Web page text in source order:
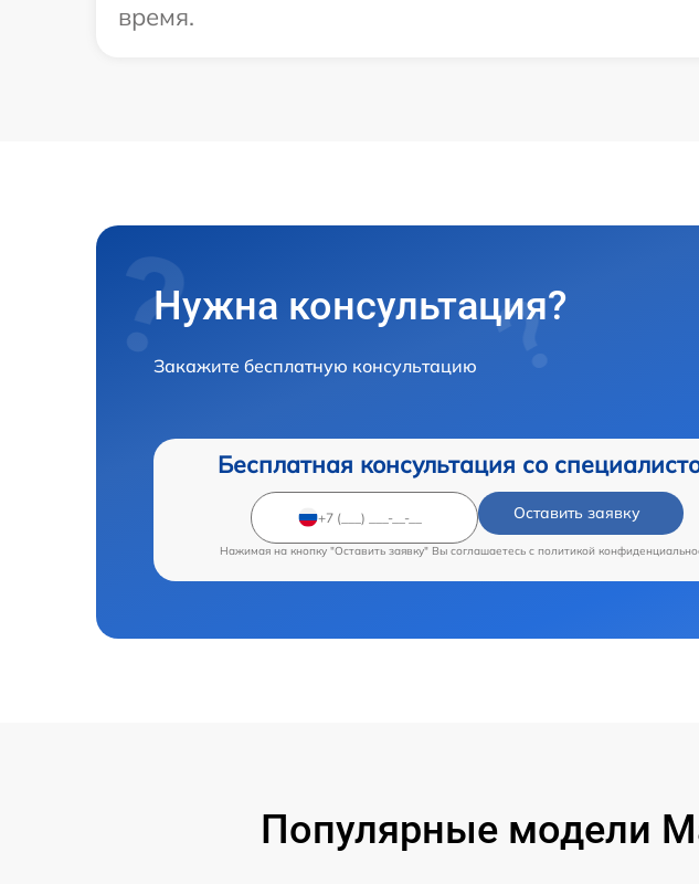
время.
Нужна консультация?
Закажите бесплатную консультацию
Бесплатная консультация со
Оставить заявку
Нажимая на кнопку "Оставить заявку" Вы соглашаетесь c политикой
Популярные модели